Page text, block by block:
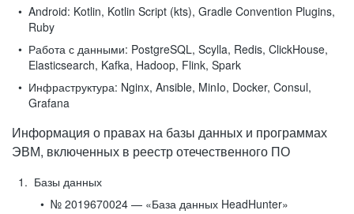
Android: Kotlin, Kotlin Script (kts), Gradle Convention Plugins,
Ruby
Работа с данными: PostgreSQL, Scylla, Redis, ClickHouse,
Elasticsearch, Kafka, Hadoop, Flink, Spark
Инфраструктура: Nginx, Ansible, MinIo, Docker, Consul,
Grafana
Информация о правах на базы данных и программах
ЭВМ, включенных в реестр отечественного ПО
Базы данных
№ 2019670024 — «База данных HeadHunter»